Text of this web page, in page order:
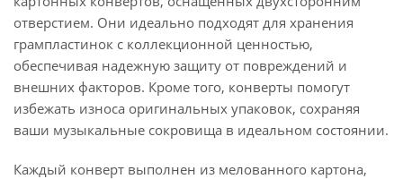
отверстием. Они идеально подходят для хранения
грампластинок с коллекционной ценностью,
обеспечивая надежную защиту от повреждений и
внешних факторов. Кроме того, конверты помогут
избежать износа оригинальных упаковок, сохраняя
ваши музыкальные сокровища в идеальном состоянии.
Каждый конверт выполнен из мелованного картона,